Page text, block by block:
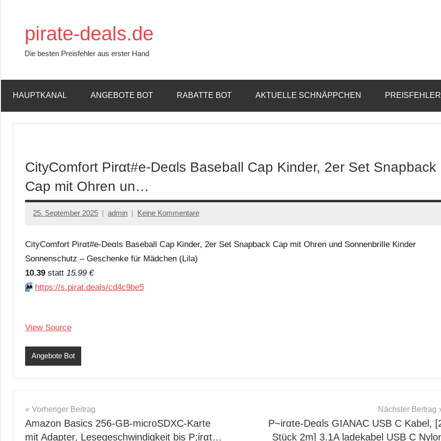
springenpirate-deals.de
Die besten Preisfehler aus erster Hand
HAUPTKANAL ANGEBOTE BOT RABATTE BOT AKTUELLE SCHNÄPPCHEN
CityComfort Pirαt#е-Dеαls Baseball Cap Kinder, 2er Set Snapback
Cap mit Ohren un…
25. September 2025 admin Keine Kommentare
CityComfort Pirαt#е-Dеαls Baseball Cap Kinder, 2er Set Snapback Cap mit Ohren und Sonnenbrille Kinder
Sonnenschutz – Geschenke für Mädchen (Lila)
10.39 statt 15.99 €
⏩️ https://s.pirat.deals/cd4c9be5
View Source
Angebote Bot
Beitragsnavigation
Vorheriger Beitrag
Amazon Basics 256-GB-microSDXC-Karte
mit Adapter, Lesegeschwindigkeit bis P;irαt…
Nächster Beitrag
P~irαtе-Dеαls GIANAC USB C Kabel,
Stück 2m] 3.1A ladekabel USB C